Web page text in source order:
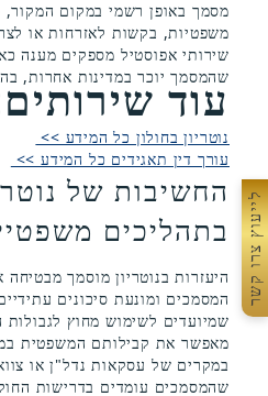
לייעוץ צרו קשר
מסמך באופן רשמי במקום
משפטיות, בקשות לאזרחות או
שירותי אפוסטיל מספקים מענה
שהמסמך יוכר במדינות אחרות,
עוד
נוטריון בחולון כל המידע >>
עורך דין תאגידים כל המידע >>
החשיבות של
בתהליכים
היעזרות בנוטריון מוסמך
המסמכים ומונעת סיכונים
שמיועדים לשימוש מחוץ לגבולות
מאפשר את קבילותם המשפטית
במקרים של עסקאות נדל"ן או
שהמסמכים עומדים בדרישות